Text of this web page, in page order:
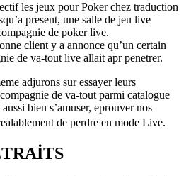
les jeux pour Poker chez traduction
present, une salle de jeu live
de poker live.
client y a annonce qu’un certain
de va-tout live allait apr penetrer.
adjurons sur essayer leurs
de va-tout parmi catalogue
bien s’amuser, eprouver nos
de perdre en mode Live.